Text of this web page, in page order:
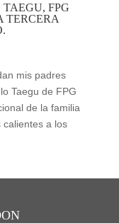
FPG
TERCERA
mis padres
Taegu de FPG
de la familia
a los